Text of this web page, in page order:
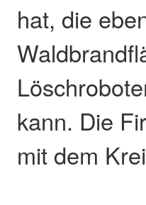
hat, die
kann. Die
mit dem